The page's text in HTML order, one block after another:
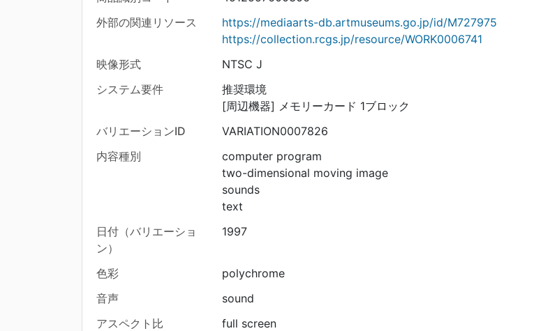
外部の関連リソース
https://mediaarts-db.artmuseums.go.jp/id/M727975
https://collection.rcgs.jp/resource/WORK0006741
映像形式
NTSC J
システム要件
推奨環境
[周辺機器] メモリーカード 1ブロック
バリエーションID
VARIATION0007826
内容種別
computer program
two-dimensional moving image
sounds
text
日付（バリエーショ
ン）
1997
色彩
polychrome
音声
sound
アスペクト比
full screen